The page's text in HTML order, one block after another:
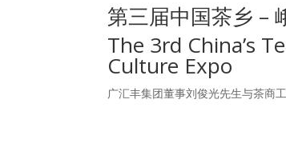
第三届中国茶乡 –
The 3rd China’s
Culture Expo
广汇丰集团董事刘俊光先生与茶商